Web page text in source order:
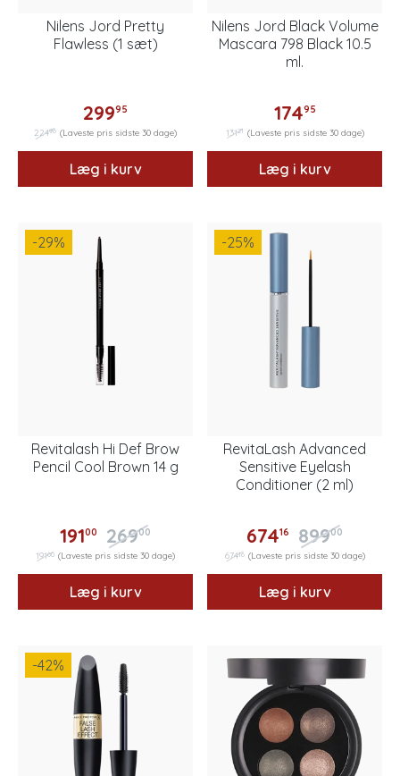
Nilens Jord Pretty
Flawless (1 sæt)
29995
22496 (Laveste pris sidste 30 dage)
Læg i kurv
Nilens Jord Black Volume
Mascara 798 Black 10.5
ml.
17495
13121 (Laveste pris sidste 30 dage)
Læg i kurv
-29%
Revitalash Hi Def Brow
Pencil Cool Brown 14 g
19100 26900
19100 (Laveste pris sidste 30 dage)
Læg i kurv
-25%
RevitaLash Advanced
Sensitive Eyelash
Conditioner (2 ml)
67416 89900
67416 (Laveste pris sidste 30 dage)
Læg i kurv
-42%